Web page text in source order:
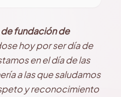
fundación de
hoy por ser día de
en el día de las
a las que saludamos
y reconocimiento